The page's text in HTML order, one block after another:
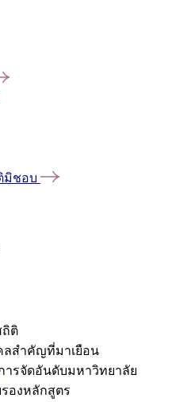
มิชอบ
ติ
ลสำคัญที่มาเยือน
ารจัดอันดับมหาวิทยาลัย
องหลักสูตร